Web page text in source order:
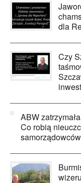
dla
Czy
ABW
Co robią